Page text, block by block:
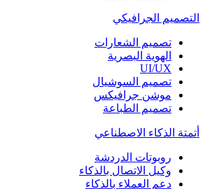
التصميم الجرافيكي
تصميم الشعارات
الهوية البصرية
UI/UX
تصميم السوشيال
موشن جرافيكس
تصميم الطباعة
أتمتة الذكاء الاصطناعي
روبوتات الدردشة
وكيل الاتصال بالذكاء
دعم العملاء بالذكاء